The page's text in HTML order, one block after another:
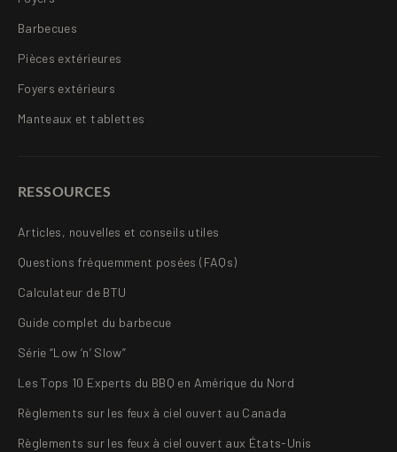
Barbecues
Pièces extérieures
Foyers extérieurs
Manteaux et tablettes
RESSOURCES
Articles, nouvelles et conseils utiles
Questions fréquemment posées (FAQs)
Calculateur de BTU
Guide complet du barbecue
Série “Low ‘n’ Slow”
Les Tops 10 Experts du BBQ en Amérique du Nord
Règlements sur les feux à ciel ouvert au Canada
Règlements sur les feux à ciel ouvert aux États-Unis